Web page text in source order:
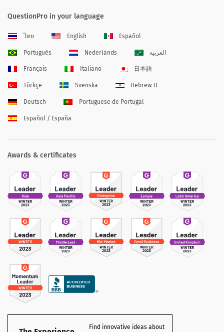
QuestionPro in your language
ไทย English Español
Português Nederlands العربية
Français Italiano 日本語
Türkçe Svenska Hebrew IL
Deutsch Portuguese de Portugal
Español / España
Awards & certificates
Find innovative ideas about